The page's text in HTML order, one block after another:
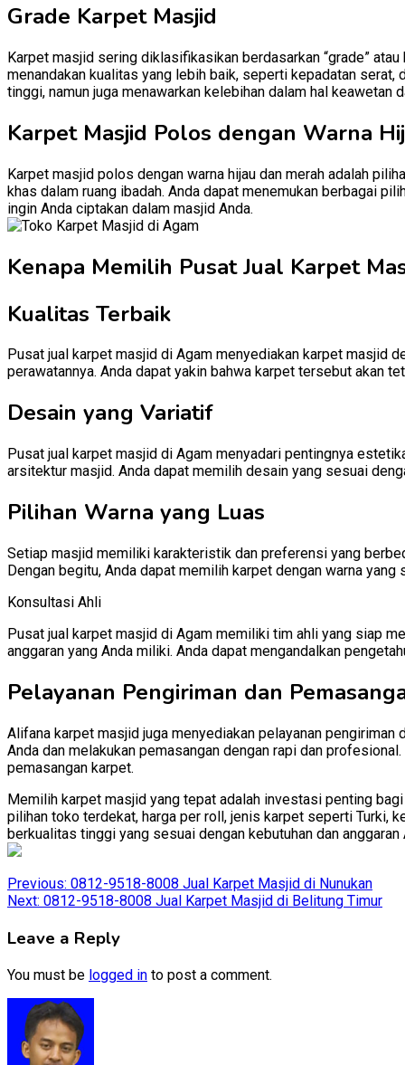
Grade Karpet Masjid
Karpet masjid sering diklasifikasikan berdasarkan “grade”
menandakan kualitas yang lebih baik, seperti kepadatan
tinggi, namun juga menawarkan kelebihan dalam hal keawetan
Karpet Masjid Polos dengan Warna
Karpet masjid polos dengan warna hijau dan merah adalah
khas dalam ruang ibadah. Anda dapat menemukan berbagai
ingin Anda ciptakan dalam masjid Anda.
Kenapa Memilih Pusat Jual Karpet
Kualitas Terbaik
Pusat jual karpet masjid di Agam menyediakan karpet masjid
perawatannya. Anda dapat yakin bahwa karpet tersebut akan
Desain yang Variatif
Pusat jual karpet masjid di Agam menyadari pentingnya
arsitektur masjid. Anda dapat memilih desain yang sesuai
Pilihan Warna yang Luas
Setiap masjid memiliki karakteristik dan preferensi yang
Dengan begitu, Anda dapat memilih karpet dengan warna
Konsultasi Ahli
Pusat jual karpet masjid di Agam memiliki tim ahli yang siap
anggaran yang Anda miliki. Anda dapat mengandalkan
Pelayanan Pengiriman dan
Alifana karpet masjid juga menyediakan pelayanan pengiriman
Anda dan melakukan pemasangan dengan rapi dan
pemasangan karpet.
Memilih karpet masjid yang tepat adalah investasi penting
pilihan toko terdekat, harga per roll, jenis karpet seperti Turki,
berkualitas tinggi yang sesuai dengan kebutuhan dan
Post
navigation
Previous: 0812-9518-8008 Jual Karpet Masjid di Nunukan
Next: 0812-9518-8008 Jual Karpet Masjid di Belitung Timur
Leave a Reply
You must be logged in to post a comment.